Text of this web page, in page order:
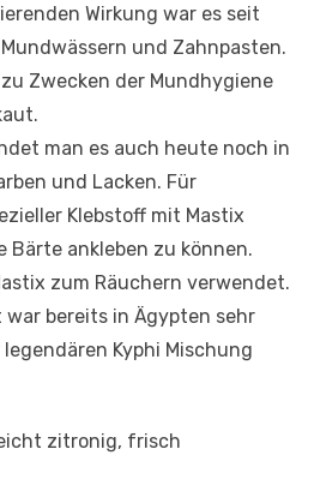
Wirkung war es seit
und Zahnpasten.
Zwecken der Mundhygiene
man es auch heute noch in
und Lacken. Für
Klebstoff mit Mastix
ankleben zu können.
zum Räuchern verwendet.
bereits in Ägypten sehr
Kyphi Mischung
zitronig, frisch